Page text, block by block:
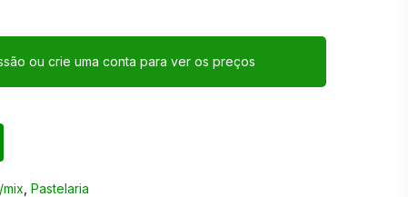
ou crie uma conta para ver os preços
mix ,Pastelaria